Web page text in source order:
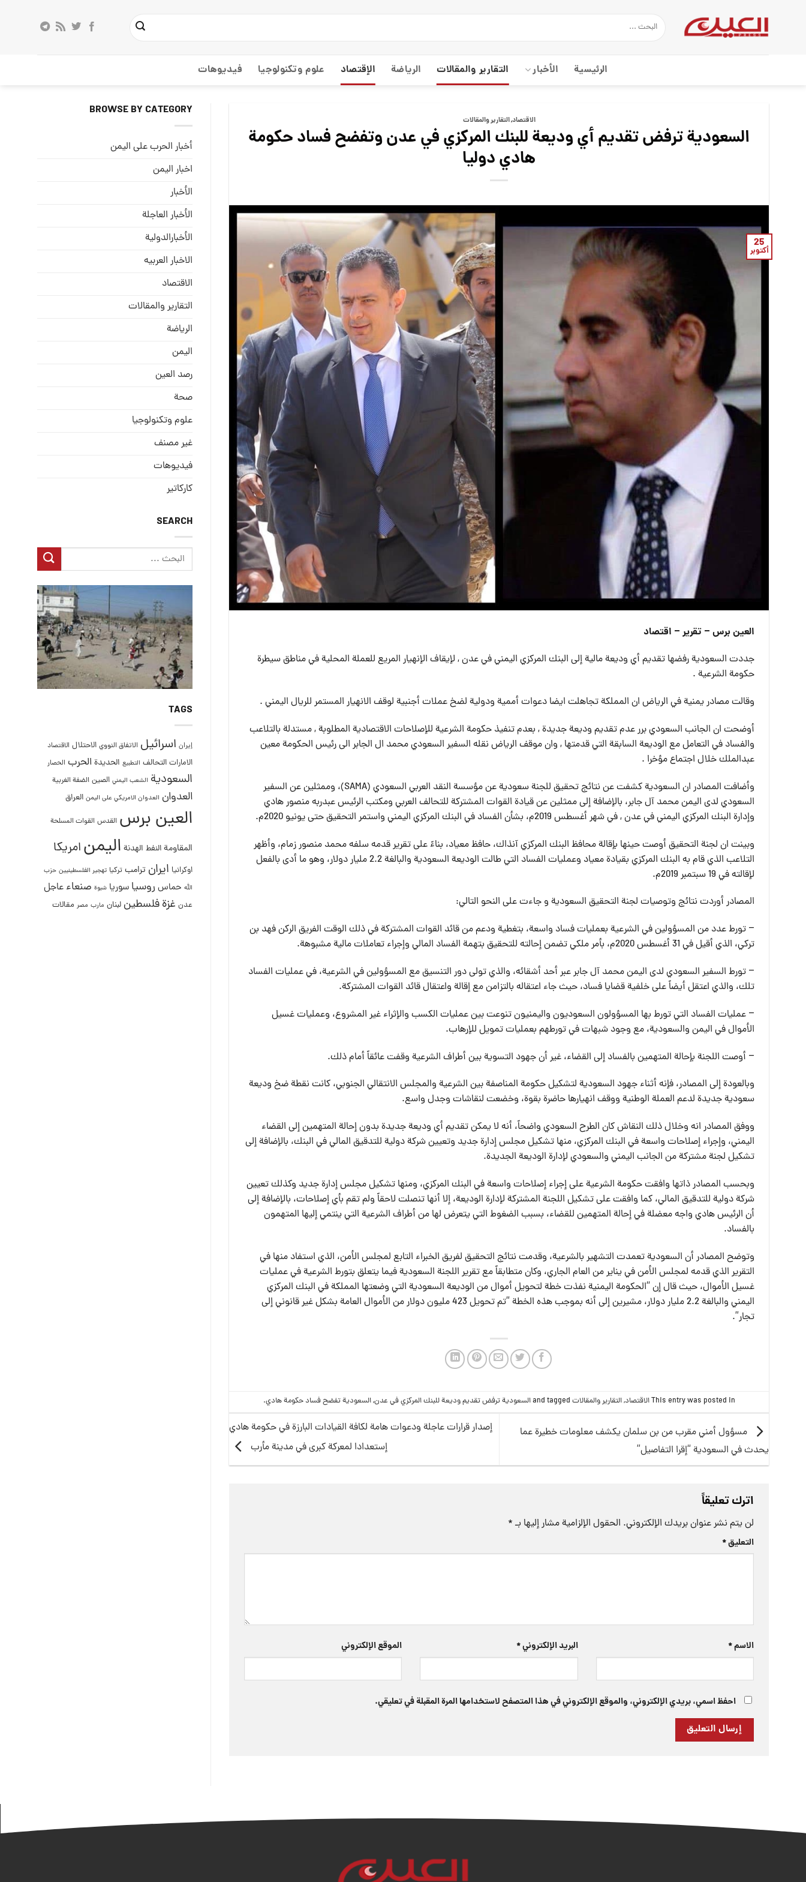
الرئيسية الأخبار التقارير والمقالات الریاضة الإقتصاد علوم وتكنولوجيا فيديوهات
الاقتصاد,التقارير والمقالات
السعودية ترفض تقديم أي وديعة للبنك المركزي في عدن وتفضح فساد حكومة
هادي دوليا
25
أكتوبر
العين برس – تقرير – اقتصاد
جددت السعودية رفضها تقديم أي وديعة مالية إلى البنك المركزي اليمني في عدن , لإيقاف الإنهيار المريع للعملة المحلية في مناطق سيطرة
حكومة الشرعية .
وقالت مصادر يمنية في الرياض ان المملكة تجاهلت ايضا دعوات أممية ودولية لضخ عملات أجنبية لوقف الانهيار المستمر للريال اليمني .
أوضحت ان الجانب السعودي برر عدم تقديم وديعة جديدة , بعدم تنفيذ حكومة الشرعية للإصلاحات الاقتصادية المطلوبة , مستدلة بالتلاعب
والفساد في التعامل مع الوديعة السابقة التي قدمتها , وان موقف الرياض نقله السفير السعودي محمد ال الجابر الى رئيس الحكومة معين
عبدالملك خلال اجتماع مؤخرا .
وأضافت المصادر ان السعودية كشفت عن نتائج تحقيق للجنة سعودية عن مؤسسة النقد العربي السعودي (SAMA)، وممثلين عن السفير
السعودي لدى اليمن محمد آل جابر، بالإضافة إلى ممثلين عن قيادة القوات المشتركة للتحالف العربي ومكتب الرئيس عبدربه منصور هادي
وإدارة البنك المركزي اليمني في عدن , في شهر أغسطس 2019م، بشأن الفساد في البنك المركزي اليمني واستمر التحقيق حتى يونيو 2020م.
وبينت ان لجنة التحقيق أوصت حينها بإقالة محافظ البنك المركزي آنذاك، حافظ معياد، بناءً على تقرير قدمه سلفه محمد منصور زمام، وأظهر
التلاعب الذي قام به البنك المركزي بقيادة معياد وعمليات الفساد التي طالت الوديعة السعودية والبالغة 2.2 مليار دولار، وهو ما أدى بالفعل
لإقالته في 19 سبتمبر 2019م.
المصادر أوردت نتائج وتوصيات لجنة التحقيق السعودية و جاءت على النحو التالي:
– تورط عدد من المسؤولين في الشرعية بعمليات فساد واسعة، بتغطية ودعم من قائد القوات المشتركة في ذلك الوقت الفريق الركن فهد بن
تركي، الذي أقيل في 31 أغسطس 2020م، بأمر ملكي تضمن إحالته للتحقيق بتهمة الفساد المالي وإجراء تعاملات مالية مشبوهة.
– تورط السفير السعودي لدى اليمن محمد آل جابر عبر أحد أشقائه، والذي تولى دور التنسيق مع المسؤولين في الشرعية، في عمليات الفساد
تلك، والذي اعتقل أيضاً على خلفية قضايا فساد، حيث جاء اعتقاله بالتزامن مع إقالة واعتقال قائد القوات المشتركة.
– عمليات الفساد التي تورط بها المسؤولون السعوديون واليمنيون تنوعت بين عمليات الكسب والإثراء غير المشروع، وعمليات غسيل
الأموال في اليمن والسعودية، مع وجود شبهات في تورطهم بعمليات تمويل للإرهاب.
– أوصت اللجنة بإحالة المتهمين بالفساد إلى القضاء، غير أن جهود التسوية بين أطراف الشرعية وقفت عائقاً أمام ذلك.
وبالعودة إلى المصادر، فإنه أثناء جهود السعودية لتشكيل حكومة المناصفة بين الشرعية والمجلس الانتقالي الجنوبي، كانت نقطة ضخ وديعة
سعودية جديدة لدعم العملة الوطنية ووقف انهيارها حاضرة بقوة، وخضعت لنقاشات وجدل واسع.
ووفق المصادر انه وخلال ذلك النقاش كان الطرح السعودي واضحاً، أنه لا يمكن تقديم أي وديعة جديدة بدون إحالة المتهمين إلى القضاء
اليمني، وإجراء إصلاحات واسعة في البنك المركزي، منها تشكيل مجلس إدارة جديد وتعيين شركة دولية للتدقيق المالي في البنك، بالإضافة إلى
تشكيل لجنة مشتركة من الجانب اليمني والسعودي لإدارة الوديعة الجديدة.
وبحسب المصادر ذاتها وافقت حكومة الشرعية على إجراء إصلاحات واسعة في البنك المركزي، ومنها تشكيل مجلس إدارة جديد وكذلك تعيين
شركة دولية للتدقيق المالي، كما وافقت على تشكيل اللجنة المشتركة لإدارة الوديعة، إلا أنها تنصلت لاحقاً ولم تقم بأي إصلاحات، بالإضافة إلى
أن الرئيس هادي واجه معضلة في إحالة المتهمين للقضاء، بسبب الضغوط التي يتعرض لها من أطراف الشرعية التي ينتمي إليها المتهمون
بالفساد.
وتوضح المصادر أن السعودية تعمدت التشهير بالشرعية، وقدمت نتائج التحقيق لفريق الخبراء التابع لمجلس الأمن، الذي استفاد منها في
التقرير الذي قدمه لمجلس الأمن في يناير من العام الجاري، وكان متطابقاً مع تقرير اللجنة السعودية فيما يتعلق بتورط الشرعية في عمليات
غسيل الأموال، حيث قال إن “الحكومة اليمنية نفذت خطة لتحويل أموال من الوديعة السعودية التي وضعتها المملكة في البنك المركزي
اليمني والبالغة 2.2 مليار دولار، مشيرين إلى أنه بموجب هذه الخطة “تم تحويل 423 مليون دولار من الأموال العامة بشكل غير قانوني إلى
تجار”.
This entry was posted inالاقتصاد,التقارير والمقالات السعودية ترفض تقديم وديعة للبنك المركزي في عدن,السعودية تفضح فساد حكومة هادي.
مسؤول أمني مقرب من بن سلمان يكشف معلومات خطيرة عما
يحدث في السعودية “إقرا التفاصيل”
إصدار قرارات عاجلة ودعوات هامة لكافة القيادات البارزة في حكومة هادي
إستعدادا لمعركة كبرى في مدينة مأرب
اترك تعليقاً
لن يتم نشر عنوان بريدك الإلكتروني. الحقول الإلزامية مشار إليها بـ *
التعليق*
الاسم* البريد الإلكتروني* الموقع الإلكتروني
احفظ اسمي، بريدي الإلكتروني، والموقع الإلكتروني في هذا المتصفح لاستخدامها المرة المقبلة في تعليقي.
BROWSE BY CATEGORY
أخبار الحرب على اليمن
اخبار اليمن
الأخبار
الأخبار العاجلة
الأخبارالدولية
الاخبار العربيه
الاقتصاد
التقارير والمقالات
الریاضة
الیمن
رصد العین
صحة
علوم وتكنولوجيا
غير مصنف
فيديوهات
كاركاتير
SEARCH
TAGS
إيران اسرائيل الاتفاق النووي الاحتلال الاقتصاد
الامارات التحالف التطبيع الحديدة الحرب الحصار
السعودية الشعب اليمني الصين الضفة الغربية
العدوان العدوان الامريكي على اليمن العراق
العين برس القدس القوات المسلحة
المقاومةالنفط الهدنة اليمنامريكا
اوكرانيا ايران ترامب تركيا تهجير الفلسطينيين حزب
الله حماس روسيا سوريا شبوة صنعاء عاجل
عدن غزةفلسطين لبنان مارب مصر مقالات